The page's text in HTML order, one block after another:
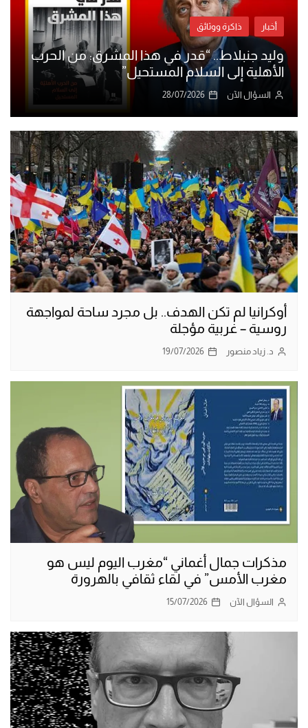
أخبار ذاكرة ووثائق
وليد جنبلاط.. “قدر في هذا المشرق: من الحرب
الأهلية إلى السلام المستحيل”
السؤال الآن 28/07/2026
أوكرانيا لم تكن الهدف.. بل مجرد ساحة لمواجهة
روسية – غربية مؤجلة
د. زياد منصور 19/07/2026
مذكرات جمال أغماني “مغرب اليوم ليس هو
مغرب الأمس” في لقاء ثقافي بالهرورة
السؤال الآن 15/07/2026